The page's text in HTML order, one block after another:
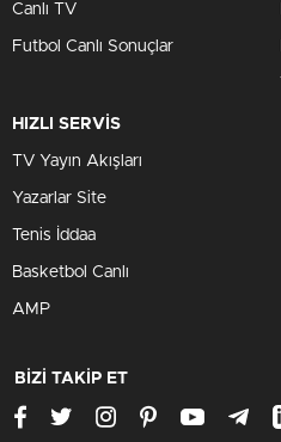
Canlı TV
Futbol Canlı Sonuçlar
HIZLI SERVİS
TV Yayın Akışları
Yazarlar Site
Tenis İddaa
Basketbol Canlı
AMP
BİZİ TAKİP ET